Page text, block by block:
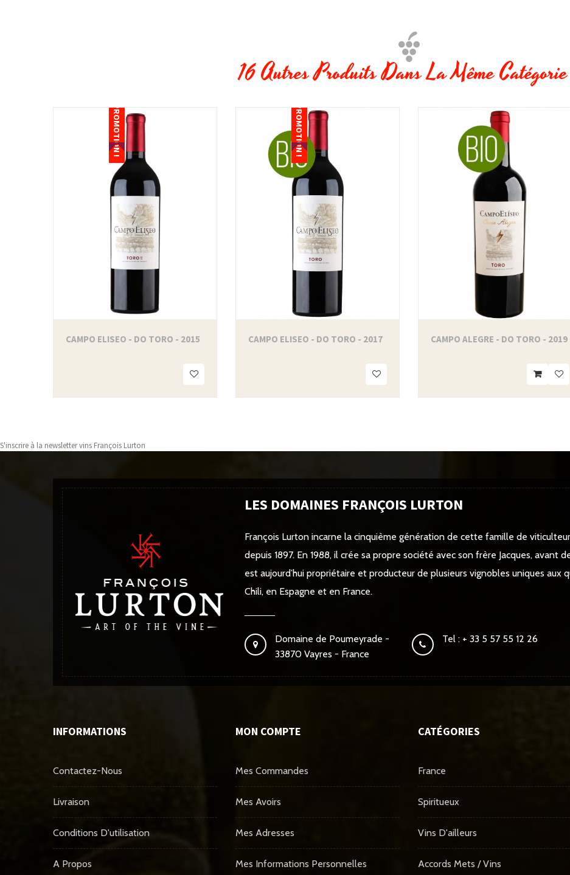
16 Autres Produits Dans La Même
PROMOTION !
CAMPO ELISEO - DO TORO - 2015
PROMOTION !
CAMPO ELISEO - DO TORO - 2017 CAMPO ALEGRE - DO TORO - 2019
S'inscrire à la newsletter vins François Lurton
LES DOMAINES FRANÇOIS LURTON
François Lurton incarne la cinquième génération de cette famille de
depuis 1897. En 1988, il crée sa propre société avec son frère Jacques, avant
est aujourd’hui propriétaire et producteur de plusieurs vignobles uniques aux
Chili, en Espagne et en France.
Domaine de Poumeyrade -
33870 Vayres - France
Tel : + 33 5 57 55 12 26
INFORMATIONS
Contactez-Nous
Livraison
Conditions D'utilisation
A Propos
MON COMPTE
Mes Commandes
Mes Avoirs
Mes Adresses
Mes Informations Personnelles
CATÉGORIES
France
Spiritueux
Vins D'ailleurs
Accords Mets / Vins